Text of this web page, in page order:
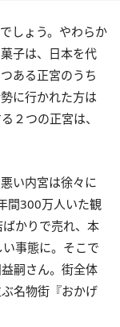
しょう。やわらか
子は、日本を代
ある正宮のうち
に行かれた方は
２つの正宮は、
い内宮は徐々に
間300万人いた観
かりで売れ、本
事態に。そこで
嗣さん。街全体
名物街『おかげ